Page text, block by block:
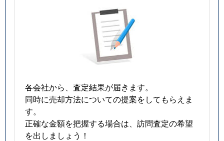
各会社から、査定結果が届きます。
同時に売却方法についての提案をしてもらえま
す。
正確な金額を把握する場合は、訪問査定の希望
を出しましょう！